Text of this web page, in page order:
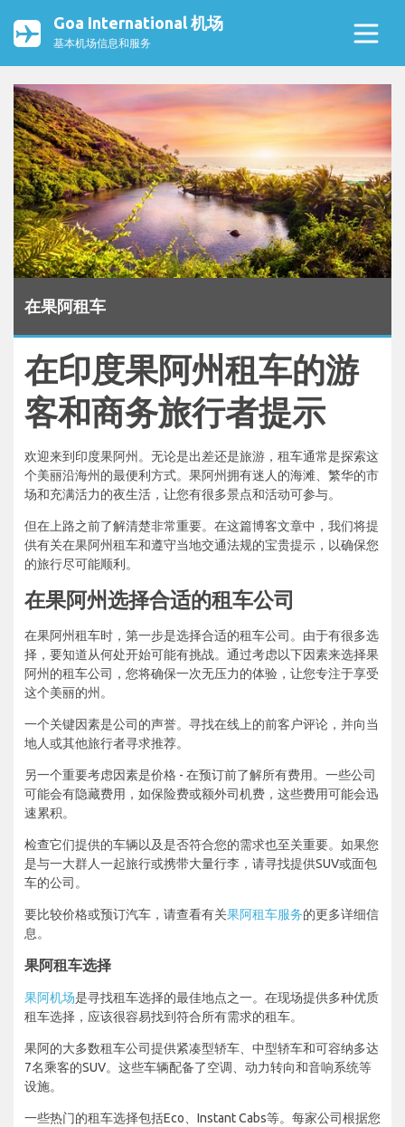
Goa International 机场
基本机场信息和服务
在果阿租车
在印度果阿州租车的游
客和商务旅行者提示
欢迎来到印度果阿州。无论是出差还是旅游，租车通常是探索这
个美丽沿海州的最便利方式。果阿州拥有迷人的海滩、繁华的市
场和充满活力的夜生活，让您有很多景点和活动可参与。
但在上路之前了解清楚非常重要。在这篇博客文章中，我们将提
供有关在果阿州租车和遵守当地交通法规的宝贵提示，以确保您
的旅行尽可能顺利。
在果阿州选择合适的租车公司
在果阿州租车时，第一步是选择合适的租车公司。由于有很多选
择，要知道从何处开始可能有挑战。通过考虑以下因素来选择果
阿州的租车公司，您将确保一次无压力的体验，让您专注于享受
这个美丽的州。
一个关键因素是公司的声誉。寻找在线上的前客户评论，并向当
地人或其他旅行者寻求推荐。
另一个重要考虑因素是价格 - 在预订前了解所有费用。一些公司
可能会有隐藏费用，如保险费或额外司机费，这些费用可能会迅
速累积。
检查它们提供的车辆以及是否符合您的需求也至关重要。如果您
是与一大群人一起旅行或携带大量行李，请寻找提供SUV或面包
车的公司。
要比较价格或预订汽车，请查看有关果阿租车服务的更多详细信
息。
果阿租车选择
果阿机场是寻找租车选择的最佳地点之一。在现场提供多种优质
租车选择，应该很容易找到符合所有需求的租车。
果阿的大多数租车公司提供紧凑型轿车、中型轿车和可容纳多达
7名乘客的SUV。这些车辆配备了空调、动力转向和音响系统等
设施。
一些热门的租车选择包括Eco、Instant Cabs等。每家公司根据您